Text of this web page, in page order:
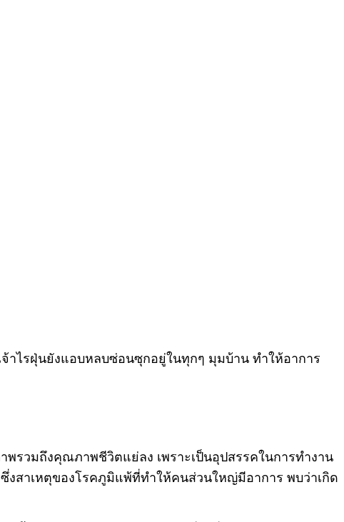
าไรฝุ่นยังแอบหลบซ่อนซุกอยู่ในทุกๆ มุมบ้าน ทำให้อาการ
รวมถึงคุณภาพชีวิตแย่ลง เพราะเป็นอุปสรรคในการทำงาน
สาเหตุของโรคภูมิแพ้ที่ทำให้คนส่วนใหญ่มีอาการ พบว่าเกิด